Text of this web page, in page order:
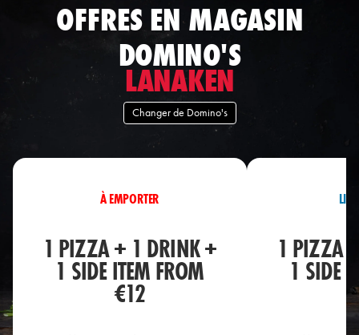
OFFRES EN MAGASIN
DOMINO'S
LANAKEN
Changer de Domino's
À EMPORTER
1 PIZZA + 1 DRINK +
1 SIDE ITEM FROM
€12
1 PIZZA
1 SIDE